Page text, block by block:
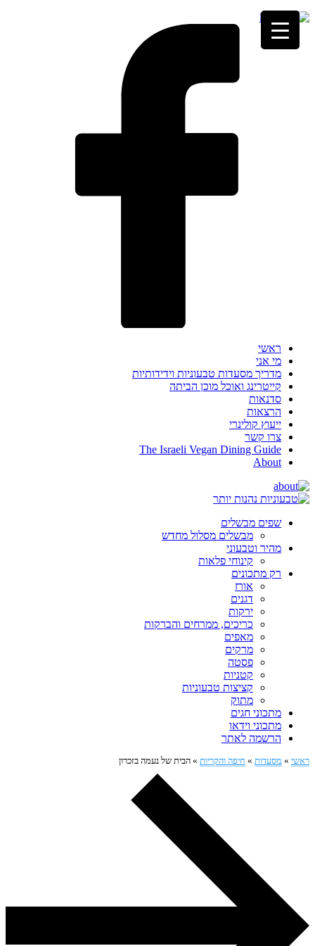
ראשי
מי אני
מדריך מסעדות טבעוניות וידידותיות
קייטרינג ואוכל מוכן הביתה
סדנאות
הרצאות
ייעוץ קולינרי
צרו קשר
The Israeli Vegan Dining Guide
About
שפים מבשלים
מבשלים מסלול מחדש
מהיר וטבעוני
קינוחי פלאות
רק מתכונים
אורז
דגנים
ירקות
כריכים, ממרחים והברקות
מאפים
מרקים
פסטה
קטניות
קציצות טבעוניות
מתוק
מתכוני חגים
מתכוני וידאו
הרשמה לאתר
ראשי » מסעדות » חיפה והקריות » הבית של נעמה בזכרון